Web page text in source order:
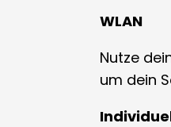
WLAN
Nutze
um dein